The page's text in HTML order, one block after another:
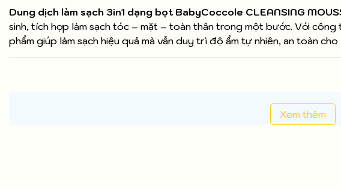
Dung dịch làm sạch 3in1 dạng bọt BabyCoccole CLEANSING
sinh, tích hợp làm sạch tóc – mặt – toàn thân trong một bước. Với công
phẩm giúp làm sạch hiệu quả mà vẫn duy trì độ ẩm tự nhiên, an toàn cho
Xem thêm